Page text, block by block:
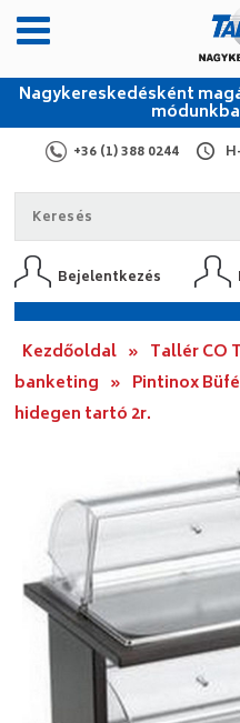
Nagykereskedésként
+36 (1) 388 0244
Bejelentkezés
Kezdőoldal » Tallér CO
banketing » Pintinox Büfé
hidegen tartó 2r.